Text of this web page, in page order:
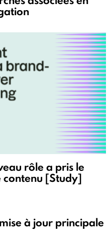
rôle a pris le
[Study]
à jour principale